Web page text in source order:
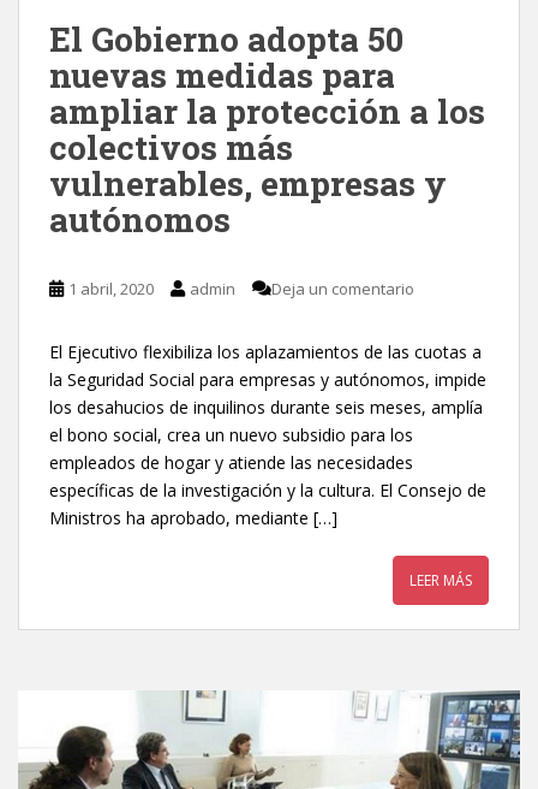
El Gobierno adopta 50
nuevas medidas para
ampliar la protección a los
colectivos más
vulnerables, empresas y
autónomos
1 abril, 2020 admin Deja un comentario
El Ejecutivo flexibiliza los aplazamientos de las cuotas a
la Seguridad Social para empresas y autónomos, impide
los desahucios de inquilinos durante seis meses, amplía
el bono social, crea un nuevo subsidio para los
empleados de hogar y atiende las necesidades
específicas de la investigación y la cultura. El Consejo de
Ministros ha aprobado, mediante […]
LEER MÁS